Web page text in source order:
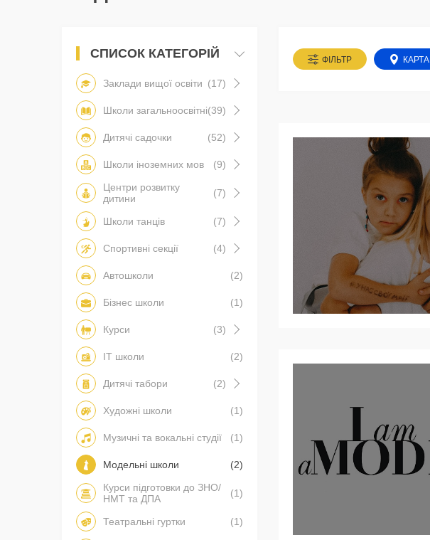
ФІЛЬТР КАРТА
СПИСОК КАТЕГОРІЙ
Заклади вищої освіти (17)
Школи загальноосвітні(39)
Дитячі садочки (52)
Школи іноземних мов
(9)
Центри розвитку
дитини
(7)
Школи танців (7)
Спортивні секції (4)
Автошколи (2)
Бізнес школи (1)
Курси (3)
IT школи (2)
Дитячі табори (2)
Художні школи (1)
Музичні та вокальні студії (1)
Модельні школи
(2)
Курси підготовки до ЗНО/
НМТ та ДПА
(1)
Театральні гуртки (1)